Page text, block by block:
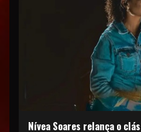
Nívea Soares relança o